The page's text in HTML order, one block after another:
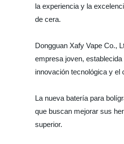
la experiencia y la
de cera.
Dongguan Xafy Vape Co.,
empresa joven,
innovación tecnológica y
La nueva batería para
que buscan mejorar sus
superior.